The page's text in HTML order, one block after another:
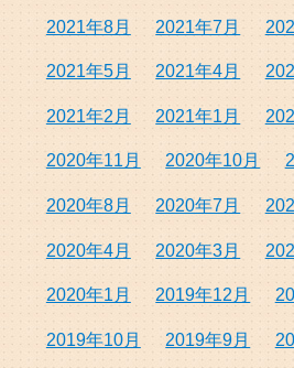
2021年8月 2021年7月
2021年5月 2021年4月
2021年2月 2021年1月
2020年11月 2020年10月
2020年8月 2020年7月
2020年4月 2020年3月
2020年1月 2019年12月
2019年10月 2019年9月